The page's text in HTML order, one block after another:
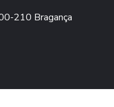
210 Bragança